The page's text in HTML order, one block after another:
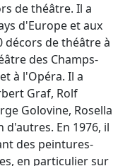
de théâtre. Il a
d'Europe et aux
décors de théâtre à
des Champs-
à l'Opéra. Il a
Graf, Rolf
Golovine, Rosella
En 1976, il
des peintures-
en particulier sur